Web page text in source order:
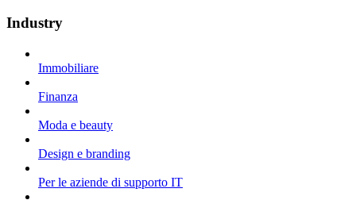
Industry
Immobiliare
Finanza
Moda e beauty
Design e branding
Per le aziende di supporto IT